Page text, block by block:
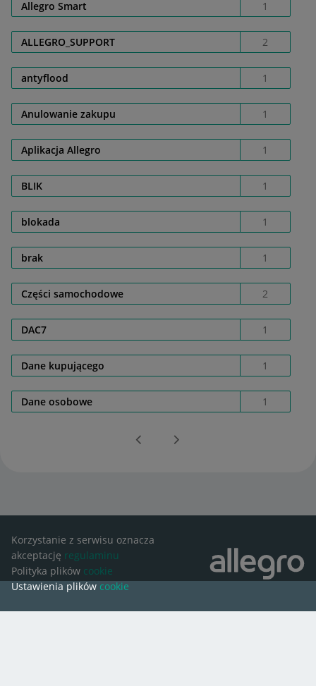
Allegro Smart 1
ALLEGRO_SUPPORT 2
antyflood 1
Anulowanie zakupu 1
Aplikacja Allegro 1
BLIK 1
blokada 1
brak 1
Części samochodowe 2
DAC7 1
Dane kupującego 1
Dane osobowe 1
Korzystanie z serwisu oznacza
akceptację regulaminu
Polityka plików cookie
Ustawienia plików cookie